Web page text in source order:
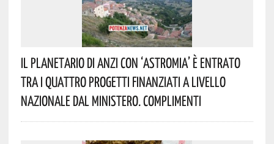
Il Planetario Di Anzi Con ‘Astromia’ È Entrato
Tra I Quattro Progetti Finanziati A Livello
Nazionale Dal Ministero. Complimenti